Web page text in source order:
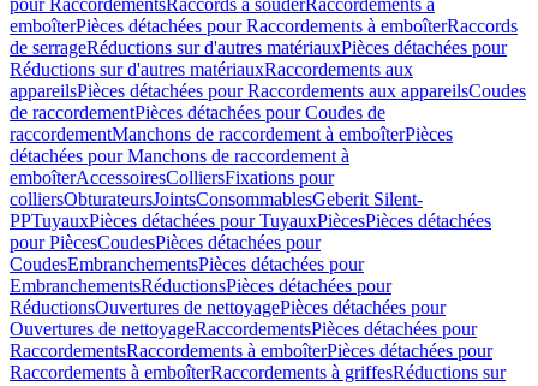
pour RaccordementsRaccords à souderRaccordements à
emboîterPièces détachées pour Raccordements à emboîterRaccords
de serrageRéductions sur d'autres matériauxPièces détachées pour
Réductions sur d'autres matériauxRaccordements aux
appareilsPièces détachées pour Raccordements aux appareilsCoudes
de raccordementPièces détachées pour Coudes de
raccordementManchons de raccordement à emboîterPièces
détachées pour Manchons de raccordement à
emboîterAccessoiresColliersFixations pour
colliersObturateursJointsConsommablesGeberit Silent-
PPTuyauxPièces détachées pour TuyauxPiècesPièces détachées
pour PiècesCoudesPièces détachées pour
CoudesEmbranchementsPièces détachées pour
EmbranchementsRéductionsPièces détachées pour
RéductionsOuvertures de nettoyagePièces détachées pour
Ouvertures de nettoyageRaccordementsPièces détachées pour
RaccordementsRaccordements à emboîterPièces détachées pour
Raccordements à emboîterRaccordements à griffesRéductions sur